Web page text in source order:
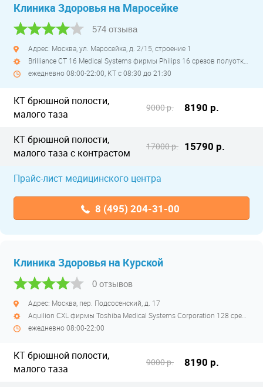
Клиника Здоровья на Маросейке
574 отзыва
Адрес: Москва, ул. Маросейка, д. 2/15, строение 1
ежедневно 08:00-22:00, КТ с 08:30 до 21:30
КТ брюшной полости,
малого таза
9000 р. 8190 р.
КТ брюшной полости,
малого таза с контрастом
17000 р. 15790 р.
Прайс-лист медицинского центра
8 (495) 204-31-00
Клиника Здоровья на Курской
0 отзывов
Адрес: Москва, пер. Подсосенский, д. 17
ежедневно 08:00-22:00
КТ брюшной полости,
малого таза
9000 р. 8190 р.